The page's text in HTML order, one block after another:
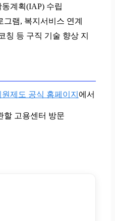
계획(IAP) 수립
램, 복지서비스 연계
칭 등 구직 기술 향상 지
제도 공식 홈페이지 에서
할 고용센터 방문